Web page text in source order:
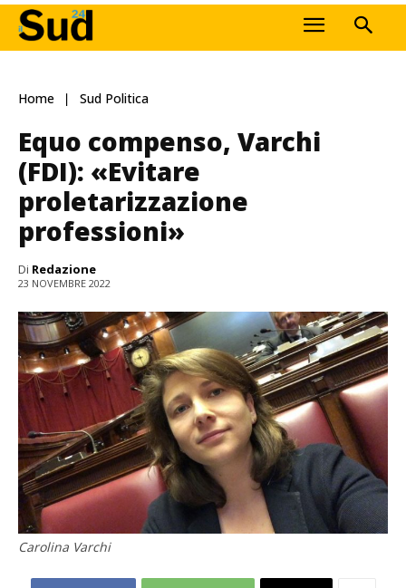
Home Sud Politica
Equo compenso, Varchi
(FDI): «Evitare
proletarizzazione
professioni»
Di Redazione
23 NOVEMBRE 2022
Carolina Varchi